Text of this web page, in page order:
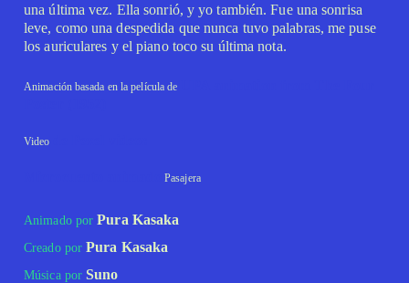
una última vez. Ella sonrió, y yo también. Fue una sonrisa
leve, como una despedida que nunca tuvo palabras, me puse
los auriculares y el piano toco su última nota.
Animación basada en la película de
Video
Pasajera
Animado porPura Kasaka
Creado porPura Kasaka
Música porSuno